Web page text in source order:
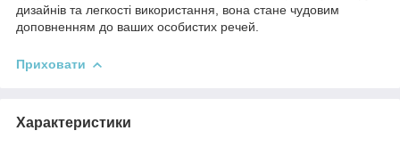
дизайнів та легкості використання, вона стане чудовим
доповненням до ваших особистих речей.
Приховати
Характеристики